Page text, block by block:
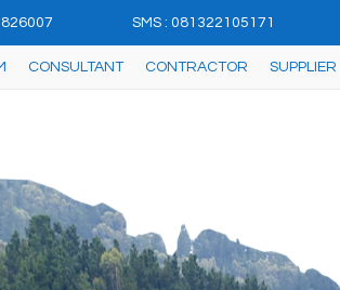
SMS : 081322105171
CONSULTANT CONTRACTOR SUPPLIER